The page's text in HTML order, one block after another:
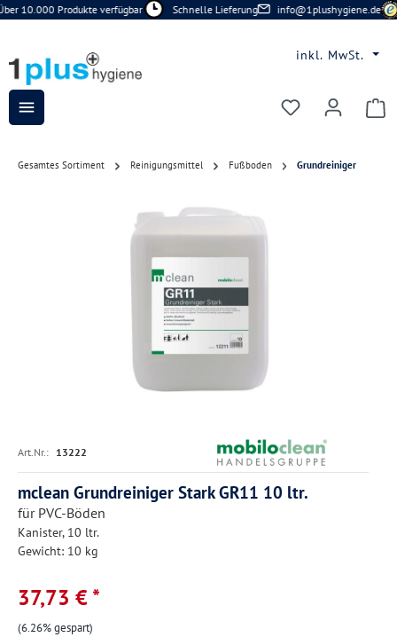
Zum Hauptinhalt springen
10.000 Produkte verfügbar Schnelle Lieferung info@1plushygiene.de
inkl. MwSt.
Du hast 0
Gesamtes Sortiment Reinigungsmittel Fußboden Grundreiniger
Bildergalerie überspringen
Art.Nr.: 13222
mclean Grundreiniger Stark GR11 10 ltr.
für PVC-Böden
Kanister, 10 ltr.
Gewicht: 10 kg
37,73 € *
(6.26% gespart)